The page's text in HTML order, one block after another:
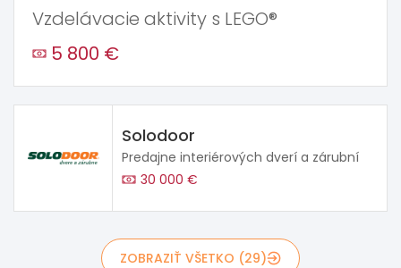
Vzdelávacie aktivity s LEGO®
5 800 €
Solodoor
Predajne interiérových dverí a zárubní
30 000 €
ZOBRAZIŤ VŠETKO (29)